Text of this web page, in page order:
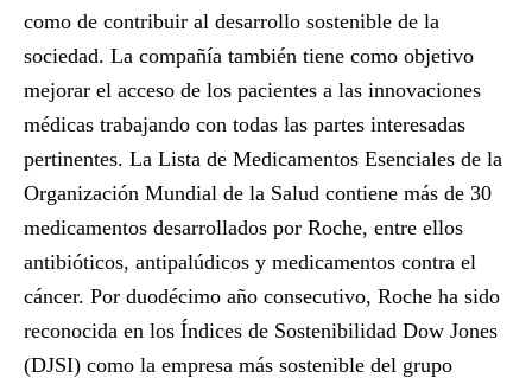
como de contribuir al desarrollo sostenible de la
sociedad. La compañía también tiene como objetivo
mejorar el acceso de los pacientes a las innovaciones
médicas trabajando con todas las partes interesadas
pertinentes. La Lista de Medicamentos Esenciales de la
Organización Mundial de la Salud contiene más de 30
medicamentos desarrollados por Roche, entre ellos
antibióticos, antipalúdicos y medicamentos contra el
cáncer. Por duodécimo año consecutivo, Roche ha sido
reconocida en los Índices de Sostenibilidad Dow Jones
(DJSI) como la empresa más sostenible del grupo